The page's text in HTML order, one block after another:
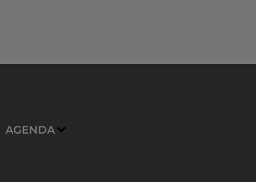
AGENDA